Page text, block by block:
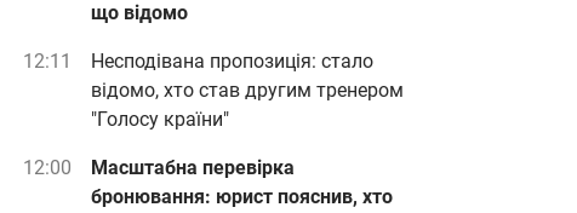
що відомо
12:11
Несподівана пропозиція: стало
відомо, хто став другим тренером
"Голосу країни"
12:00
Масштабна перевірка
бронювання: юрист пояснив, хто